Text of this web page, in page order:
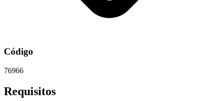
Código
76966
Requisitos